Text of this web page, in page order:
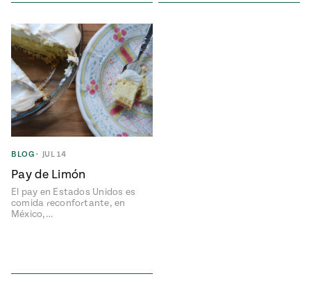
of Real
BLOG • JUL 14
Pay de Limón
El pay en Estados Unidos es
comida reconfortante, en
México,…